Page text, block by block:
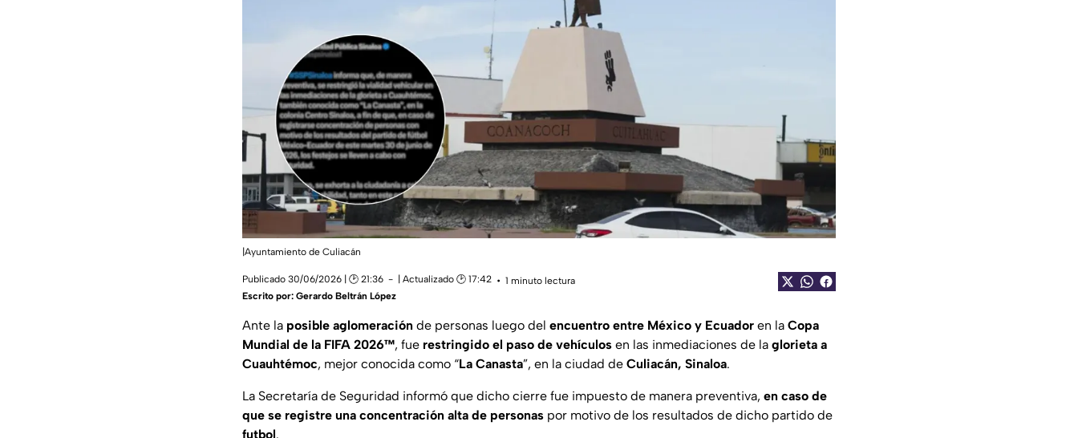
|Ayuntamiento de Culiacán
Publicado 30/06/2026 | 🕑 21:36 | Actualizado 🕑 17:42
1 minuto lectura
Escrito por: Gerardo Beltrán López
Ante la posible aglomeración de personas luego del encuentro entre México y Ecuador en la Copa
Mundial de la FIFA 2026™, fue restringido el paso de vehículos en las inmediaciones de la glorieta a
Cuauhtémoc, mejor conocida como “La Canasta”, en la ciudad de Culiacán, Sinaloa.
La Secretaría de Seguridad informó que dicho cierre fue impuesto de manera preventiva, en caso de
que se registre una concentración alta de personas por motivo de los resultados de dicho partido de
futbol.